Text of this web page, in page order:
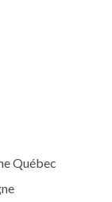
Québec